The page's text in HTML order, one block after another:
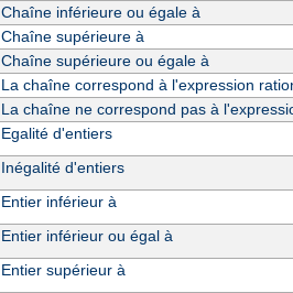
Chaîne inférieure ou égale à
Chaîne supérieure à
Chaîne supérieure ou égale à
La chaîne correspond à l'expression
La chaîne ne correspond pas à
Egalité d'entiers
Inégalité d'entiers
Entier inférieur à
Entier inférieur ou égal à
Entier supérieur à